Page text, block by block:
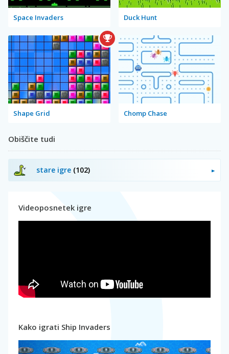
Space Invaders Duck Hunt
Shape Grid Chomp Chase
Obiščite tudi
stare igre (102)
Videoposnetek igre
Kako igrati Ship Invaders